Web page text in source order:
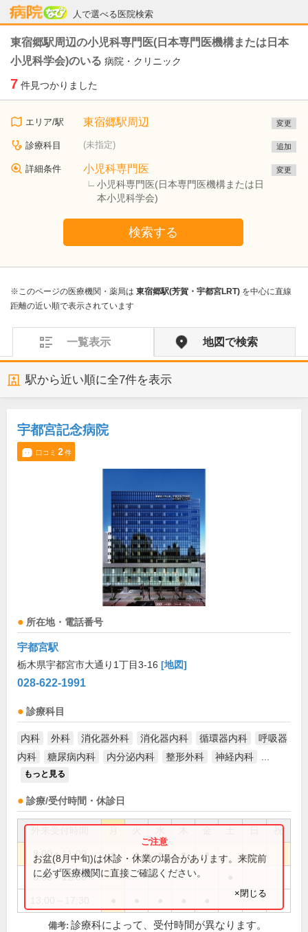
人で選べる医院検索
病院なび
東宿郷駅周辺の小児科専門医(日本専門医機構または日本
小児科学会)のいる 病院・クリニック
7 件見つかりました
エリア/駅 東宿郷駅周辺 変更
診療科目 (未指定) 追加
詳細条件 小児科専門医
小児科専門医(日本専門医機構または日
本小児科学会)
変更
検索する
※このページの医療機関・薬局は 東宿郷駅(芳賀・宇都宮LRT) を中心に直線
距離の近い順で表示されています
一覧表示 地図で検索
駅から近い順に全7件を表示
宇都宮記念病院
口コミ 2件
所在地・電話番号
宇都宮駅
栃木県宇都宮市大通り1丁目3-16 [地図]
028-622-1991
診療科目
内科 外科 消化器外科 消化器内科 循環器内科
呼吸器
内科
糖尿病内科 内分泌内科 整形外科 神経内科
もっと見る
診療/受付時間・休診日
祝
8:00～11:00 ● ● ● ● ●
8:00～12:00
お盆(8月中旬)は休診・休業の場合があります。来院前
に必ず医療機関に直接ご確認ください。
×閉じる
備考: 診療科によって、受付時間が異なります。